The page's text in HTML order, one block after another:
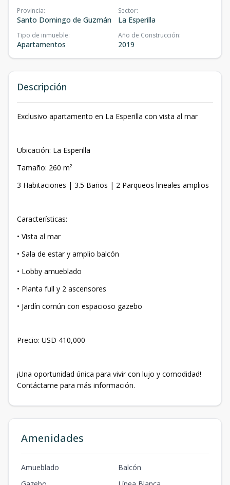
Provincia:
Santo Domingo de Guzmán
Sector:
La Esperilla
Tipo de inmueble:
Apartamentos
Año de Construcción:
2019
Descripción
Exclusivo apartamento en La Esperilla con vista al mar
Ubicación: La Esperilla
Tamaño: 260 m²
3 Habitaciones | 3.5 Baños | 2 Parqueos lineales amplios
Características:
• Vista al mar
• Sala de estar y amplio balcón
• Lobby amueblado
• Planta full y 2 ascensores
• Jardín común con espacioso gazebo
Precio: USD 410,000
¡Una oportunidad única para vivir con lujo y comodidad!
Contáctame para más información.
Amenidades
Amueblado
Balcón